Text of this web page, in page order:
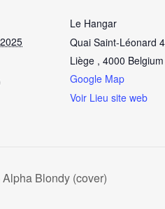
Le Hangar
Quai Saint-Léonard
Liège , 4000 Belgium
Google Map
Voir Lieu site web
Blondy (cover)